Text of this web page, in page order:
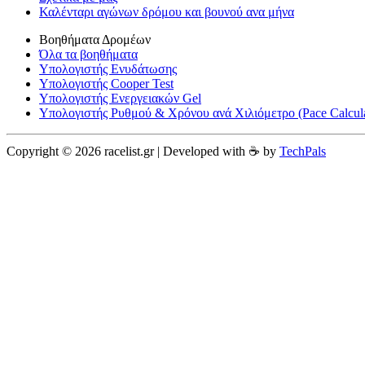
Καλένταρι αγώνων δρόμου και βουνού ανα μήνα
Βοηθήματα Δρομέων
Όλα τα βοηθήματα
Υπολογιστής Ενυδάτωσης
Υπολογιστής Cooper Test
Υπολογιστής Ενεργειακών Gel
Υπολογιστής Ρυθμού & Χρόνου ανά Χιλιόμετρο (Pace
Copyright © 2026 racelist.gr | Developed with ☕️ by TechPals